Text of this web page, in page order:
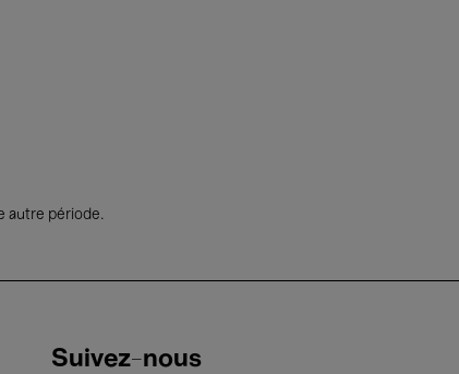
autre période.
Suivez-nous